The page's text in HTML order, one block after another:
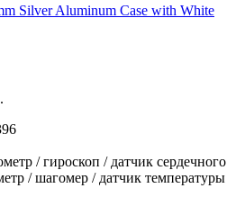
Silver Aluminum Case with White
/ гироскоп / датчик сердечного
/ шагомер / датчик температуры